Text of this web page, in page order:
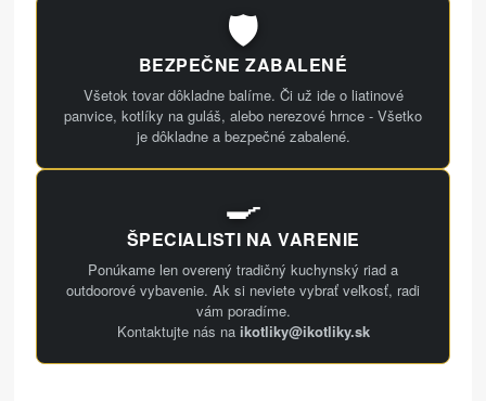
🛡️
BEZPEČNE ZABALENÉ
Všetok tovar dôkladne balíme. Či už ide o liatinové
panvice, kotlíky na guláš, alebo nerezové hrnce - Všetko
je dôkladne a bezpečné zabalené.
🍳
ŠPECIALISTI NA VARENIE
Ponúkame len overený tradičný kuchynský riad a
outdoorové vybavenie. Ak si neviete vybrať veľkosť, radi
vám poradíme.
Kontaktujte nás na ikotliky@ikotliky.sk